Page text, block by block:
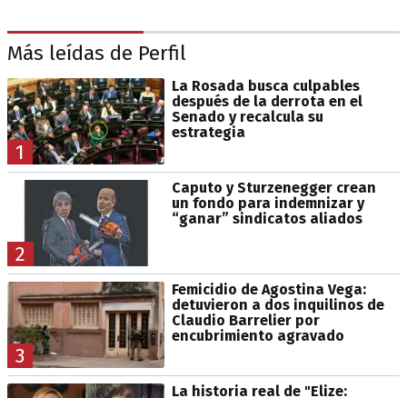
Más leídas de Perfil
1
La Rosada busca culpables
después de la derrota en el
Senado y recalcula su
estrategia
2
Caputo y Sturzenegger crean
un fondo para indemnizar y
“ganar” sindicatos aliados
3
Femicidio de Agostina Vega:
detuvieron a dos inquilinos de
Claudio Barrelier por
encubrimiento agravado
La historia real de "Elize: